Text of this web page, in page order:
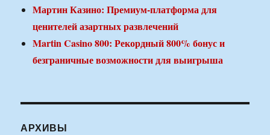
Мартин Казино: Премиум-платформа для
ценителей азартных развлечений
Martin Casino 800: Рекордный 800% бонус и
безграничные возможности для выигрыша
АРХИВЫ